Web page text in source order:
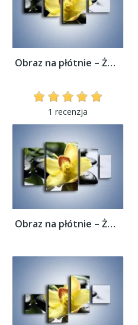
Obraz na płótnie – Żółty kwiat na mokrych...
1 recenzja
Obraz na płótnie – Żółty kwiat na mokrych...